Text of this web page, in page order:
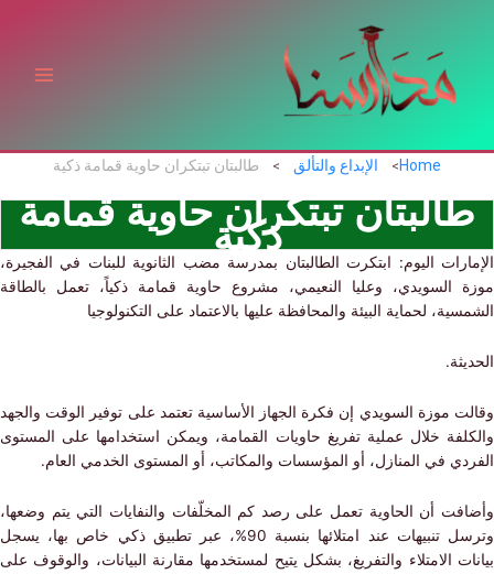
Home الإبداع والتألق طالبتان تبتكران حاوية قمامة ذكية
تبتكران حاوية قمامة
ذكية
اليوم: ابتكرت الطالبتان بمدرسة مضب الثانوية للبنات في الفجيرة،
السويدي، وعليا النعيمي، مشروع حاوية قمامة ذكياً، تعمل بالطاقة
لحماية البيئة والمحافظة عليها بالاعتماد على التكنولوجيا
موزة السويدي إن فكرة الجهاز الأساسية تعتمد على توفير الوقت والجهد
خلال عملية تفريغ حاويات القمامة، ويمكن استخدامها على المستوى
في المنازل، أو المؤسسات والمكاتب، أو المستوى الخدمي العام.
أن الحاوية تعمل على رصد كم المخلّفات والنفايات التي يتم وضعها،
وترسل تنبيهات عند امتلائها بنسبة 90%، عبر تطبيق ذكي خاص بها، يسجل
الامتلاء والتفريغ، بشكل يتيح لمستخدمها مقارنة البيانات، والوقوف على